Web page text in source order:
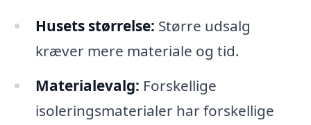
Husets størrelse: Større udsalg
kræver mere materiale og tid.
Materialevalg: Forskellige
isoleringsmaterialer har forskellige